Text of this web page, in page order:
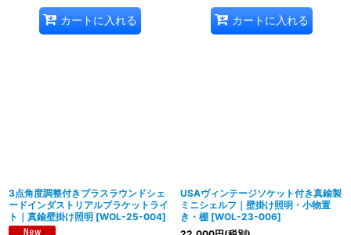
カートに入れる カートに入れる
3点角度調整付きブラスラウンドシェ
ードインダストリアルブラケットライ
ト｜真鍮壁掛け照明 [WOL-25-004]
USAヴィンテージソケット付き真鍮製
ミニシェルフ｜壁掛け照明・小物置
き・棚 [WOL-23-006]